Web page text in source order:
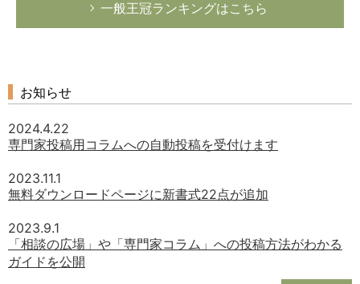
一般王冠ランキングはこちら
お知らせ
2024.4.22
専門家投稿用コラムへの自動投稿を受付けます
2023.11.1
無料ダウンロードページに新書式22点が追加
2023.9.1
「相談の広場」や「専門家コラム」への投稿方法がわかる
ガイドを公開